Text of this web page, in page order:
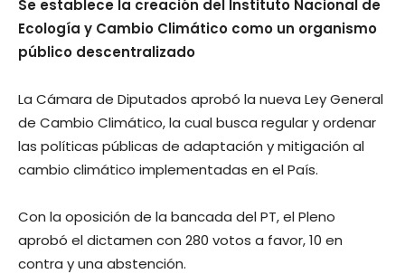
Se establece la creación del Instituto Nacional de
Ecología y Cambio Climático como un organismo
público descentralizado
La Cámara de Diputados aprobó la nueva Ley General
de Cambio Climático, la cual busca regular y ordenar
las políticas públicas de adaptación y mitigación al
cambio climático implementadas en el País.
Con la oposición de la bancada del PT, el Pleno
aprobó el dictamen con 280 votos a favor, 10 en
contra y una abstención.